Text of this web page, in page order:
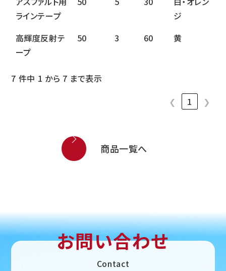
ラインテープ
ジ
高輝度反射テ
ープ
50 3 60 黄
7 件中 1 から 7 まで表示
❮
1 ❯
商品一覧へ
お問い合わせ
Contact